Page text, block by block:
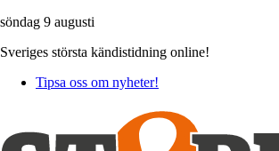
söndag 9 augusti
Sveriges största kändistidning online!
Tipsa oss om nyheter!